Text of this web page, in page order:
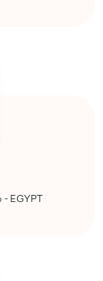
منتج كريم طبي خاص بامراض الذكورة - EGYPT